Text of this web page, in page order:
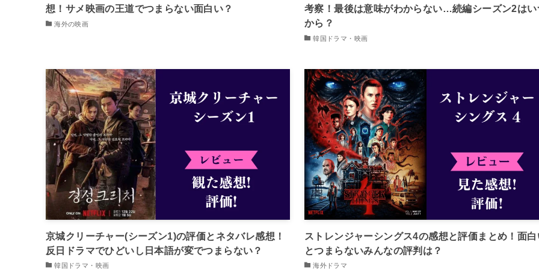
想！サメ映画の王道でつまらない面白い？
海外の映画
考察！最後は意味がわからない…続編シーズン2はい
から？
韓国ドラマ・映画
京城クリーチャー(シーズン1)の評価とネタバレ感想！
反日ドラマでひどいし日本語が変でつまらない？
韓国ドラマ・映画
ストレンジャーシングス4の感想と評価まとめ！面白
とつまらないみんなの評判は？
海外ドラマ